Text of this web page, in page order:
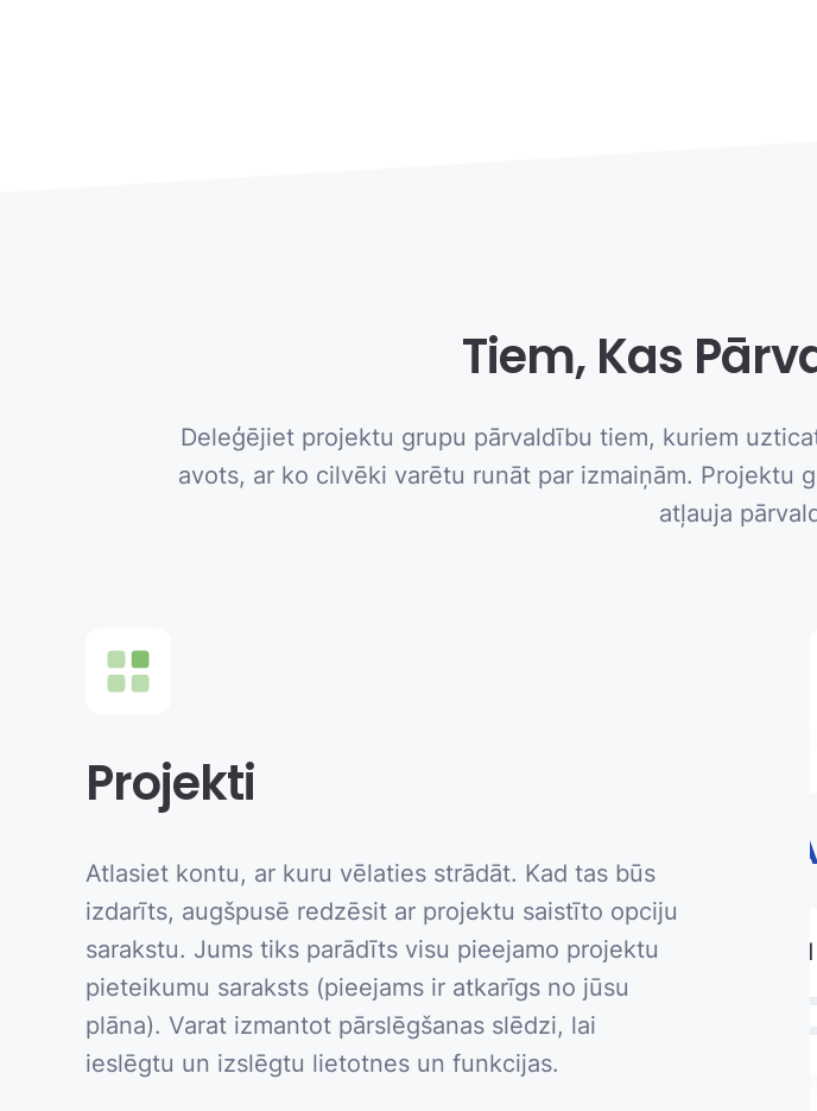
Tiem, Kas
Deleģējiet projektu grupu pārvaldību tiem, kuriem
avots, ar ko cilvēki varētu runāt par izmaiņām. Projektu
atļauja
Projekti
Atlasiet kontu, ar kuru vēlaties strādāt. Kad tas būs
izdarīts, augšpusē redzēsit ar projektu saistīto opciju
sarakstu. Jums tiks parādīts visu pieejamo projektu
pieteikumu saraksts (pieejams ir atkarīgs no jūsu
plāna). Varat izmantot pārslēgšanas slēdzi, lai
ieslēgtu un izslēgtu lietotnes un funkcijas.